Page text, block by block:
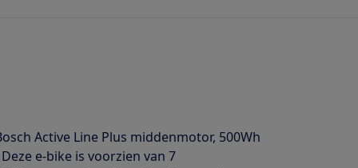
Active Line Plus middenmotor, 500Wh
e-bike is voorzien van 7